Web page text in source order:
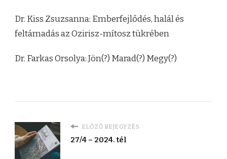
Dr. Kiss Zsuzsanna: Emberfejlődés, halál és
feltámadás az Ozirisz-mítosz tükrében
Dr. Farkas Orsolya: Jön(?) Marad(?) Megy(?)
ELŐZŐ BEJEGYZÉS
27/4 – 2024. tél